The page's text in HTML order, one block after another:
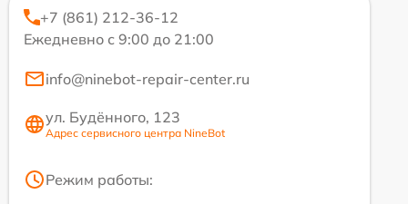
+7 (861) 212-36-12
Ежедневно с 9:00 до 21:00
info@ninebot-repair-center.ru
ул. Будённого, 123
Адрес сервисного центра NineBot
Режим работы: